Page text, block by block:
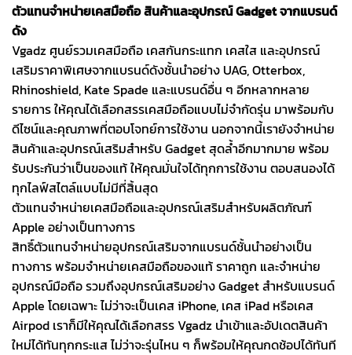
ตัวแทนจำหน่ายเคสมือถือ สินค้าและอุปกรณ์ Gadget จากแบรนด์
ดัง
Vgadz ศูนย์รวมเคสมือถือ เคสกันกระแทก เคสใส และอุปกรณ์
เสริมราคาพิเศษจากแบรนด์ดังชั้นนำอย่าง UAG, Otterbox,
Rhinoshield, Kate Spade และแบรนด์อื่น ๆ อีกหลากหลาย
รายการ ให้คุณได้เลือกสรรเคสมือถือแบบไม่จำกัดรุ่น มาพร้อมกับ
ดีไซน์และคุณภาพที่ตอบโจทย์การใช้งาน นอกจากนี้เรายังจำหน่าย
สินค้าและอุปกรณ์เสริมสำหรับ Gadget สุดล้ำอีกมากมาย พร้อม
รับประกันว่าเป็นของแท้ ให้คุณมั่นใจได้ทุกการใช้งาน ตอบสนองได้
ทุกไลฟ์สไตล์แบบไม่มีที่สิ้นสุด
ตัวแทนจำหน่ายเคสมือถือและอุปกรณ์เสริมสำหรับผลิตภัณฑ์
Apple อย่างเป็นทางการ
สิทธิ์ตัวแทนจำหน่ายอุปกรณ์เสริมจากแบรนด์ชั้นนำอย่างเป็น
ทางการ พร้อมจำหน่ายเคสมือถือของแท้ ราคาถูก และจำหน่าย
อุปกรณ์มือถือ รวมถึงอุปกรณ์เสริมอย่าง Gadget สำหรับแบรนด์
Apple โดยเฉพาะ ไม่ว่าจะเป็นเคส iPhone, เคส iPad หรือเคส
Airpod เราก็มีให้คุณได้เลือกสรร Vgadz นำเข้าและอัปเดตสินค้า
ใหม่ได้ทันทุกกระแส ไม่ว่าจะรุ่นไหน ๆ ก็พร้อมให้คุณกดช้อปได้ทันที